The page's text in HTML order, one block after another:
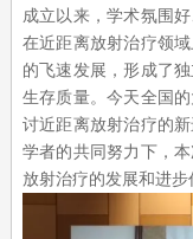
成立以来，学术氛围
在近距离放射治疗领
的飞速发展，形成了
生存质量。今天全国
讨近距离放射治疗的
学者的共同努力下，
放射治疗的发展和进步